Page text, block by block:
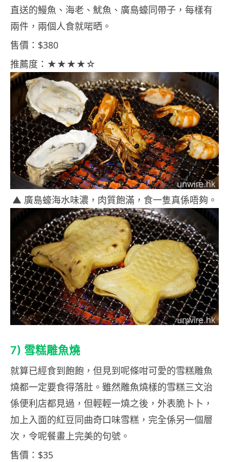
直送的鰻魚、海老、魷魚、廣島蠔同帶子，每樣有
兩件，兩個人食就啱晒。
售價：$380
推薦度：★★★★☆
▲ 廣島蠔海水味濃，肉質飽滿，食一隻真係唔夠。
7) 雪糕雕魚燒
就算已經食到飽飽，但見到呢條咁可愛的雪糕雕魚
燒都一定要食得落肚。雖然雕魚燒樣的雪糕三文治
係便利店都見過，但輕輕一燒之後，外表脆卜卜，
加上入面的紅豆同曲奇口味雪糕，完全係另一個層
次，令呢餐畫上完美的句號。
售價：$35